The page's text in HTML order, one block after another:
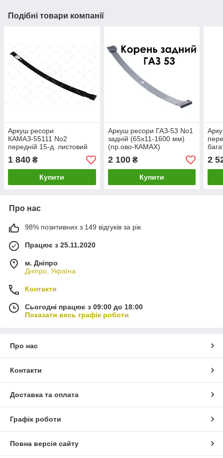
Подібні товари компанії
Аркуш ресори
КАМАЗ-55111 No2
передній 15-д. листовий
(75х10-1575) (пр.во
RIDER)
1 840 ₴
Купити
Аркуш ресори ГАЗ-53 No1
задній (65х11-1600 мм)
(пр.ово-КАМАХ)
2 100₴
Купити
(пр-
2
Про нас
98% позитивних з 149 відгуків за рік
Працює з 25.11.2020
м. Дніпро
Дніпро, Україна
Контакти
Сьогодні працює з 09:00 до 18:00
Показати весь графік роботи
Про нас
Контакти
Доставка та оплата
Графік роботи
Повна версія сайту